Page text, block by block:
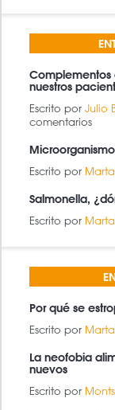
Complementos
nuestros
Escrito por Julio
comentarios
Escrito por
Salmonella,
Escrito por
Por qué se
Escrito por
La neofobia
nuevos
Escrito por